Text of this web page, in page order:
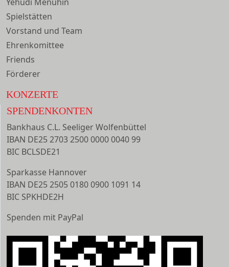
Spielstätten
Vorstand und Team
Ehrenkomittee
Friends
Förderer
KONZERTE
SPENDENKONTEN
Bankhaus C.L. Seeliger Wolfenbüttel
IBAN DE25 2703 2500 0000 0040 99
BIC BCLSDE21
Sparkasse Hannover
IBAN DE25 2505 0180 0900 1091 14
BIC SPKHDE2H
Spenden mit PayPal